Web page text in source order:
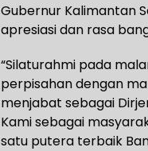
Gubernur Kalimantan
apresiasi dan rasa
“Silaturahmi pada
perpisahan dengan
menjabat sebagai
Kami sebagai
satu putera terbaik